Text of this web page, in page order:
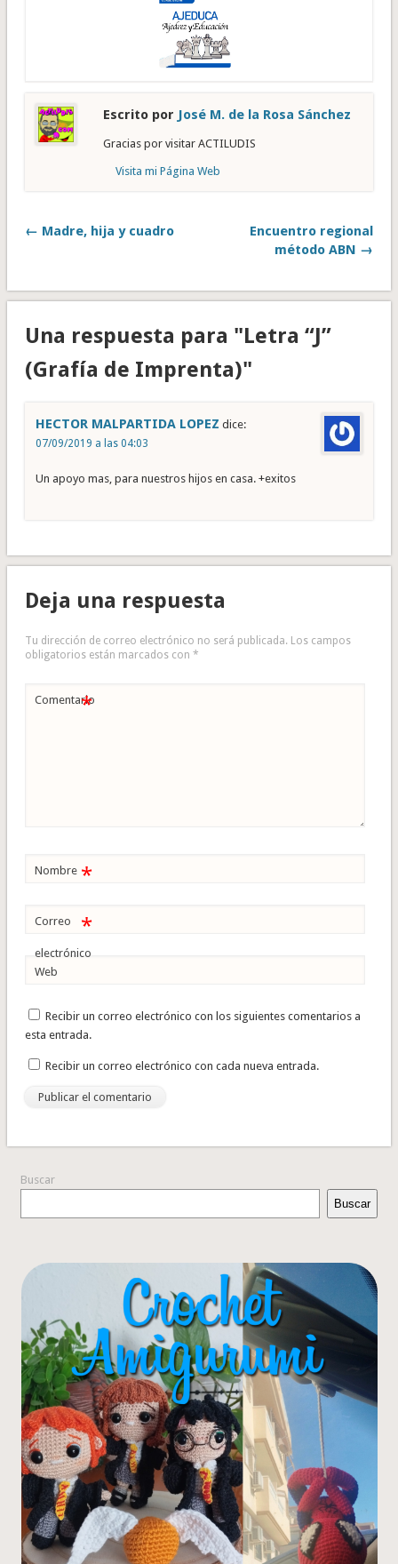
Escrito por José M. de la Rosa Sánchez
Gracias por visitar ACTILUDIS
Visita mi Página Web
← Madre, hija y cuadro
Encuentro regional
método ABN →
Una respuesta para "Letra “J”
(Grafía de Imprenta)"
HECTOR MALPARTIDA LOPEZ dice:
07/09/2019 a las 04:03
Un apoyo mas, para nuestros hijos en casa. +exitos
Deja una respuesta
Tu dirección de correo electrónico no será publicada. Los campos
obligatorios están marcados con *
Comentario
*
Nombre *
Correo
electrónico
*
Web
Recibir un correo electrónico con los siguientes comentarios a
esta entrada.
Recibir un correo electrónico con cada nueva entrada.
Buscar
Buscar